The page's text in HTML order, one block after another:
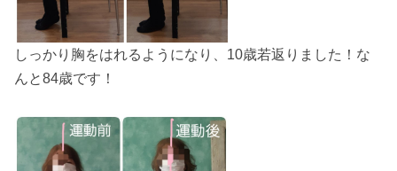
しっかり胸をはれるようになり、10歳若返りました！な
んと84歳です！